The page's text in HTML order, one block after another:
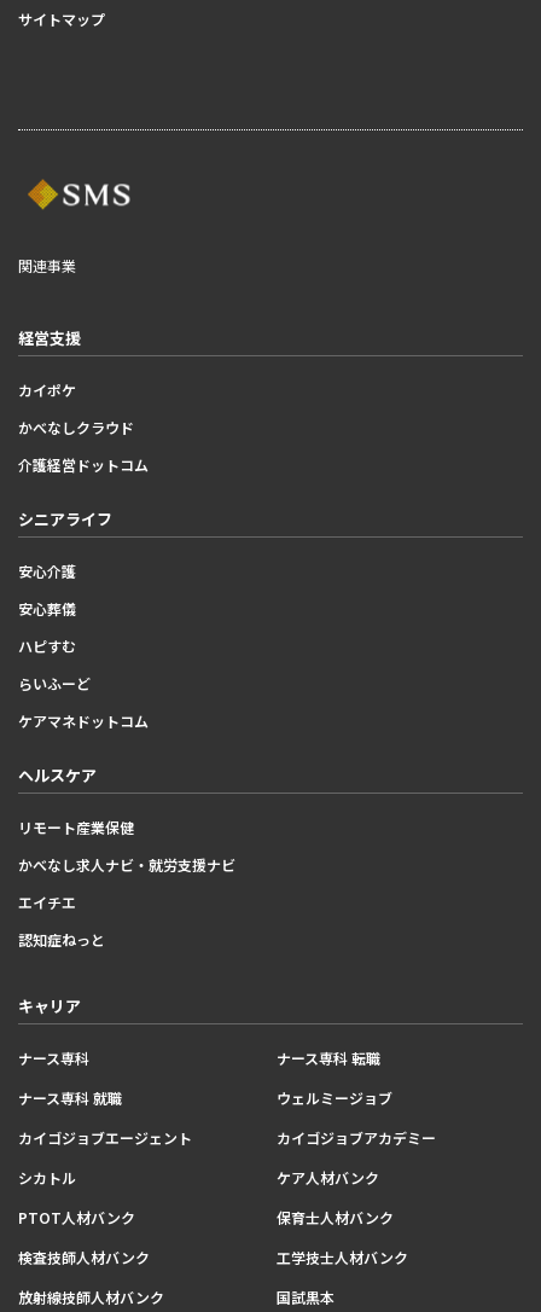
サイトマップ
関連事業
経営支援
カイポケ
かべなしクラウド
介護経営ドットコム
シニアライフ
安心介護
安心葬儀
ハピすむ
らいふーど
ケアマネドットコム
ヘルスケア
リモート産業保健
かべなし求人ナビ・就労支援ナビ
エイチエ
認知症ねっと
キャリア
ナース専科
ナース専科 転職
ナース専科 就職
ウェルミージョブ
カイゴジョブエージェント
カイゴジョブアカデミー
シカトル
ケア人材バンク
PTOT人材バンク
保育士人材バンク
検査技師人材バンク
工学技士人材バンク
放射線技師人材バンク
国試黒本